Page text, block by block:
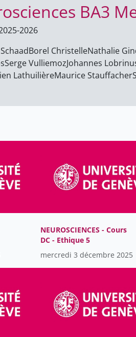
BA3
2026
Borel ChristelleNathalie
Serge VulliemozJohannes
LathuilièreMaurice Stauffacher
NEUROSCIENCES - Cours
DC - Ethique 5
mercredi 3 décembre 2025